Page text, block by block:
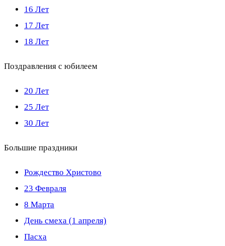
16 Лет
17 Лет
18 Лет
Поздравления с юбилеем
20 Лет
25 Лет
30 Лет
Большие праздники
Рождество Христово
23 Февраля
8 Марта
День смеха (1 апреля)
Пасха